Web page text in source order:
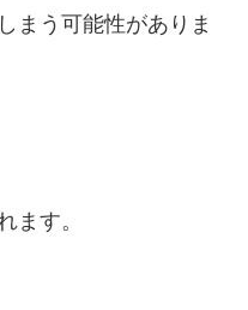
まう可能性がありま
ます。